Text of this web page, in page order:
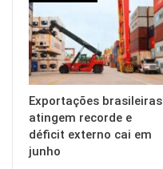
Exportações brasileiras
atingem recorde e
déficit externo cai em
junho